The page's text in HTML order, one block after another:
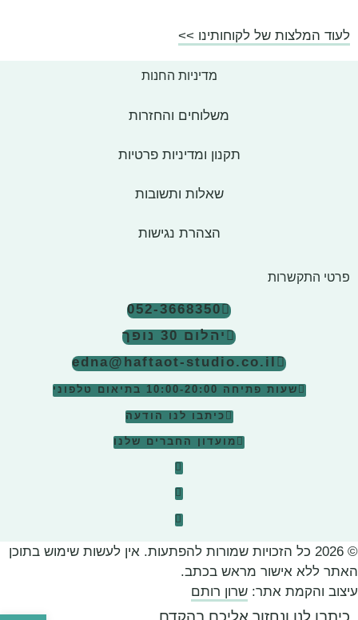
לעוד המלצות של לקוחותינו >>
מדיניות החנות
משלוחים והחזרות
תקנון ומדיניות פרטיות
שאלות ותשובות
הצהרת נגישות
פרטי התקשרות
052-3668350
יהלום 30 נופך
edna@haftaot-studio.co.il
שעות פתיחה 10:00-20:00 בתיאום טלפוני
כיתבו לנו הודעה
מועדון החברים שלנו
© 2026 כל הזכויות שמורות להפתעות. אין לעשות שימוש בתוכן
האתר ללא אישור מראש בכתב.
עיצוב והקמת אתר: שרון רותם
כיתבו לנו ונחזור אליכם בהקדם